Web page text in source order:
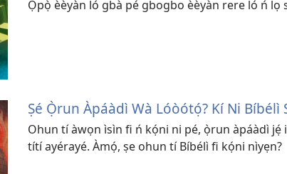
Ọ̀pọ̀ èèyàn ló gbà pé gbogbo èèyàn rere ló ń lọ
Ṣé Ọ̀run Àpáàdì Wà Lóòótọ́? Kí Ni Bíbélì
Ohun tí àwọn ìsìn fi ń kọ́ni ni pé, ọ̀run àpáàdì
títí ayérayé. Àmọ́, ṣe ohun tí Bíbélì fi kọ́ni nìyẹn?